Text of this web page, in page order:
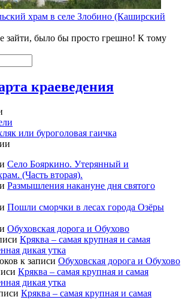
храм в селе Злобино (Каширский
зайти, было бы просто грешно! К тому
краеведения
или буроголовая гаичка
Село Бояркино. Утерянный и
(Часть вторая).
Размышления накануне дня святого
Пошли сморчки в лесах города Озёры
Обуховская дорога и Обухово
Кряква – самая крупная и самая
дикая утка
к записи Обуховская дорога и Обухово
Кряква – самая крупная и самая
дикая утка
Кряква – самая крупная и самая